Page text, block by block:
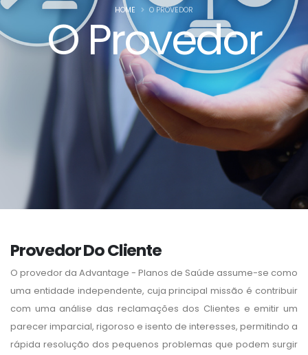
HOME O PROVEDOR
O Provedor
Provedor Do Cliente
O provedor da Advantage - Planos de Saúde assume-se como
uma entidade independente, cuja principal missão é contribuir
com uma análise das reclamações dos Clientes e emitir um
parecer imparcial, rigoroso e isento de interesses, permitindo a
rápida resolução dos pequenos problemas que podem surgir